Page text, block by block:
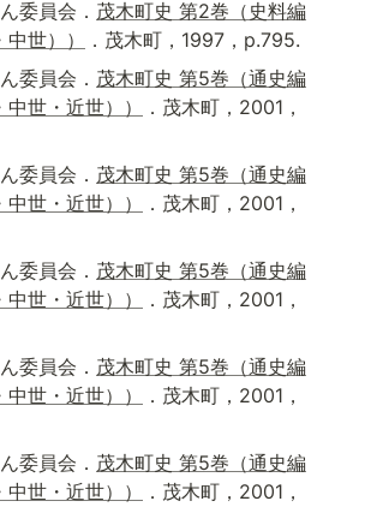
委員会． 茂木町史 第2巻（史料編
世））
．茂木町，1997，p.795.
委員会． 茂木町史 第5巻（通史編
世・近世））
．茂木町，2001，
委員会． 茂木町史 第5巻（通史編
世・近世））
．茂木町，2001，
委員会． 茂木町史 第5巻（通史編
世・近世））
．茂木町，2001，
委員会． 茂木町史 第5巻（通史編
世・近世））
．茂木町，2001，
委員会． 茂木町史 第5巻（通史編
世・近世））
．茂木町，2001，